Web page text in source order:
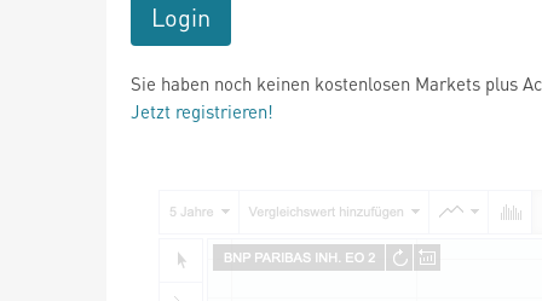
Login
Sie haben noch keinen kostenlosen Markets plus
Jetzt registrieren!